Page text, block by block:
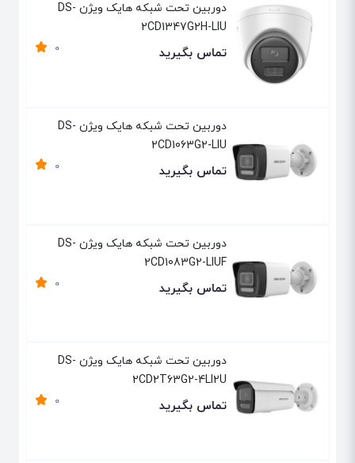
دوربین تحت شبکه هایک ویژن DS-
2CD1347G2H-LIU
0 تماس بگیرید
دوربین تحت شبکه هایک ویژن DS-
2CD1063G2-LIU
0 تماس بگیرید
دوربین تحت شبکه هایک ویژن DS-
2CD1083G2-LIUF
0 تماس بگیرید
دوربین تحت شبکه هایک ویژن DS-
2CD2T63G2-4LI2U
0 تماس بگیرید